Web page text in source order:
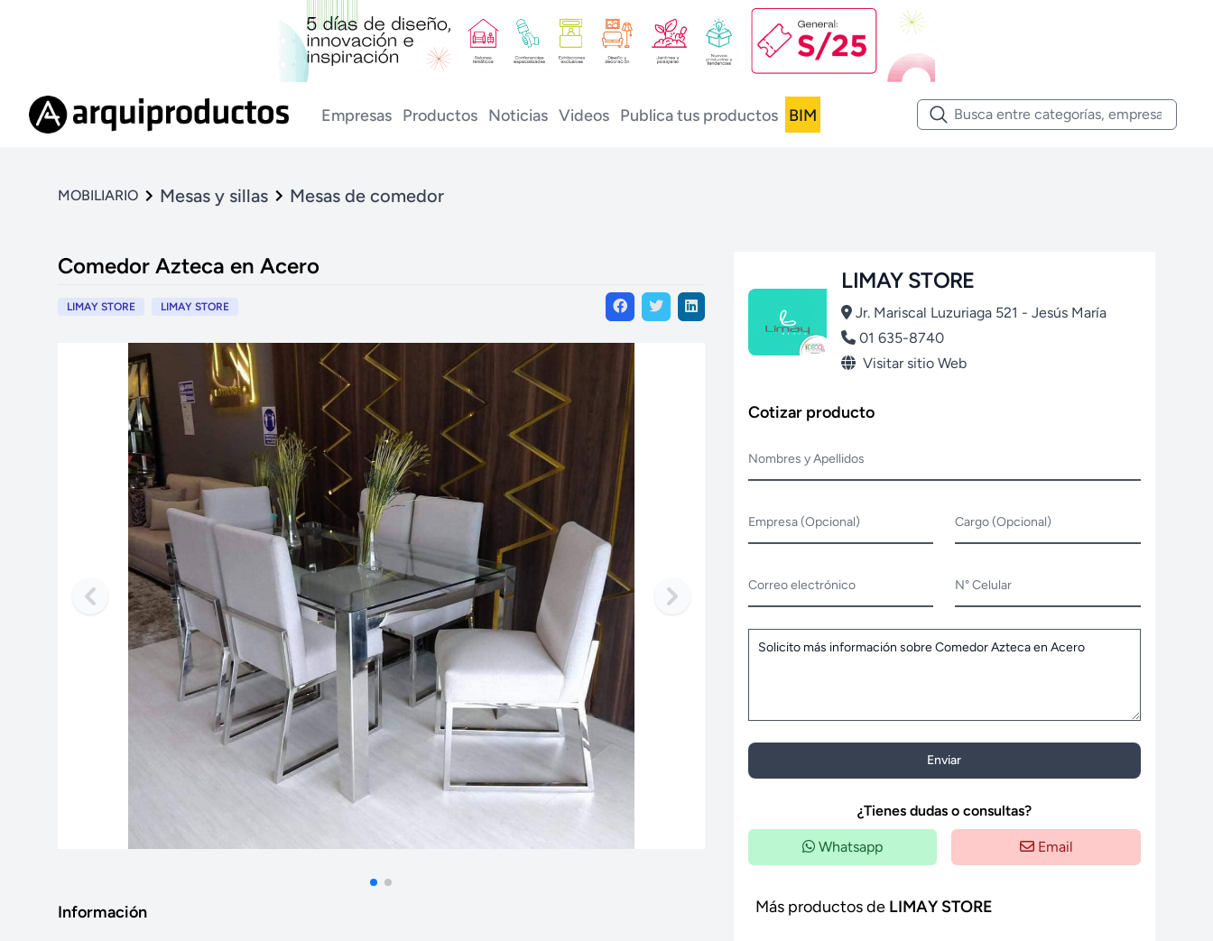
Empresas Productos Noticias Videos Publica tus productos BIM
MOBILIARIO Mesas y sillas Mesas de comedor
Comedor Azteca en Acero
LIMAY STORE LIMAY STORE
Información
LIMAY STORE
Jr. Mariscal Luzuriaga 521 - Jesús María
01 635-8740
Visitar sitio Web
Cotizar producto
Nombres y Apellidos
Empresa (Opcional) Cargo (Opcional)
Correo electrónico N° Celular
Enviar
¿Tienes dudas o consultas?
Whatsapp Email
Más productos de LIMAY STORE